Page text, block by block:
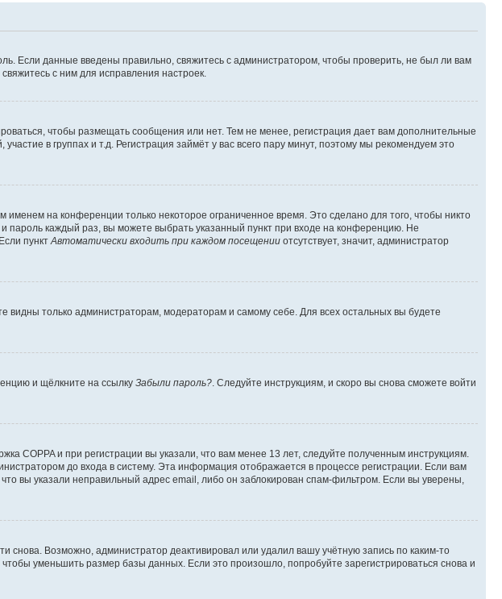
Если данные введены правильно, свяжитесь с администратором, чтобы проверить, не был ли вам
с ним для исправления настроек.
чтобы размещать сообщения или нет. Тем не менее, регистрация дает вам дополнительные
в группах и т.д. Регистрация займёт у вас всего пару минут, поэтому мы рекомендуем это
именем на конференции только некоторое ограниченное время. Это сделано для того, чтобы никто
пароль каждый раз, вы можете выбрать указанный пункт при входе на конференцию. Не
пункт Автоматически входить при каждом посещении отсутствует, значит, администратор
видны только администраторам, модераторам и самому себе. Для всех остальных вы будете
и щёлкните на ссылку Забыли пароль? . Следуйте инструкциям, и скоро вы снова сможете войти
COPPA и при регистрации вы указали, что вам менее 13 лет, следуйте полученным инструкциям.
до входа в систему. Эта информация отображается в процессе регистрации. Если вам
вы указали неправильный адрес email, либо он заблокирован спам-фильтром. Если вы уверены,
Возможно, администратор деактивировал или удалил вашу учётную запись по каким-то
уменьшить размер базы данных. Если это произошло, попробуйте зарегистрироваться снова и